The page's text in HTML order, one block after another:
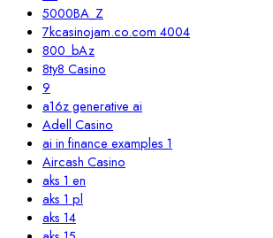
5000BA_Z
7kcasinojam.co.com 4004
800_bAz
8ty8 Casino
9
a16z generative ai
Adell Casino
ai in finance examples 1
Aircash Casino
aks 1 en
aks 1 pl
aks 14